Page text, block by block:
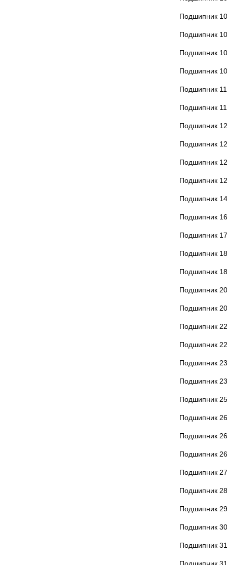
Подшипник
Подшипник
Подшипник
Подшипник
Подшипник
Подшипник
Подшипник
Подшипник
Подшипник
Подшипник
Подшипник
Подшипник
Подшипник
Подшипник
Подшипник
Подшипник
Подшипник
Подшипник
Подшипник
Подшипник
Подшипник
Подшипник
Подшипник
Подшипник
Подшипник
Подшипник
Подшипник
Подшипник
Подшипник
Подшипник